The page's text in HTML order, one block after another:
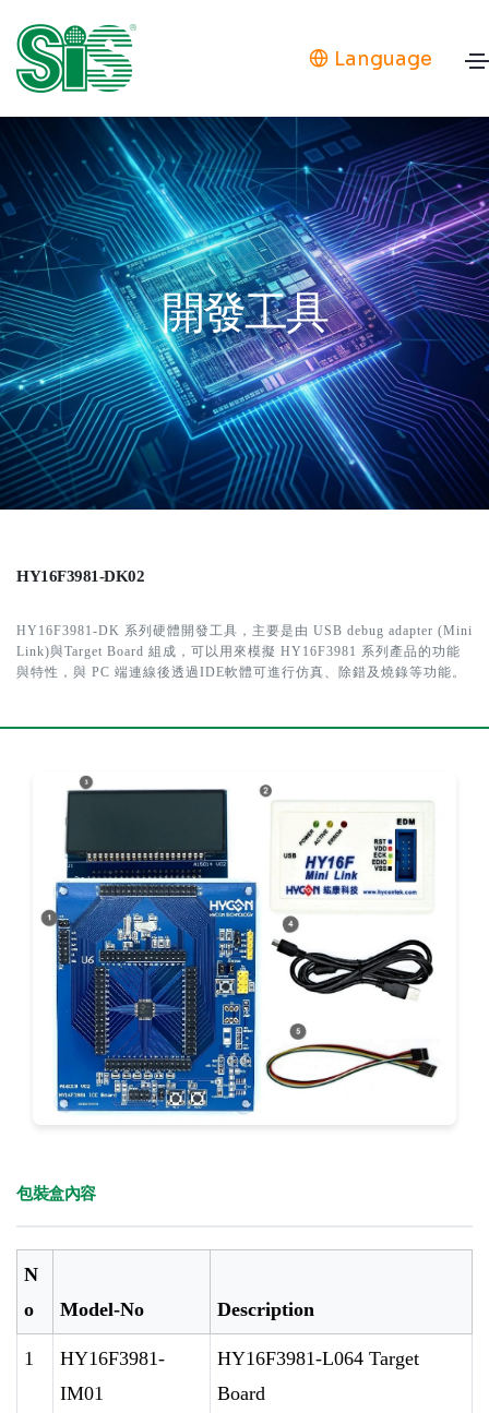
Language
開發工具
HY16F3981-DK02
HY16F3981-DK 系列硬體開發工具，主要是由 USB debug adapter (Mini
Link)與Target Board 組成，可以用來模擬 HY16F3981 系列產品的功能
與特性，與 PC 端連線後透過IDE軟體可進行仿真、除錯及燒錄等功能。
包裝盒內容
N
o
Model-No Description
1
HY16F3981-
IM01
HY16F3981-L064 Target
Board